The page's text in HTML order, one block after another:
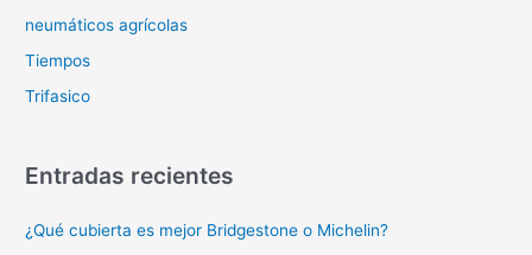
neumáticos agrícolas
Tiempos
Trifasico
Entradas recientes
¿Qué cubierta es mejor Bridgestone o Michelin?